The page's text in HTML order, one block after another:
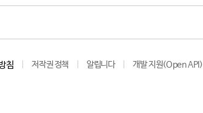
침 저작권 정책 알립니다 개발 지원(Open API)